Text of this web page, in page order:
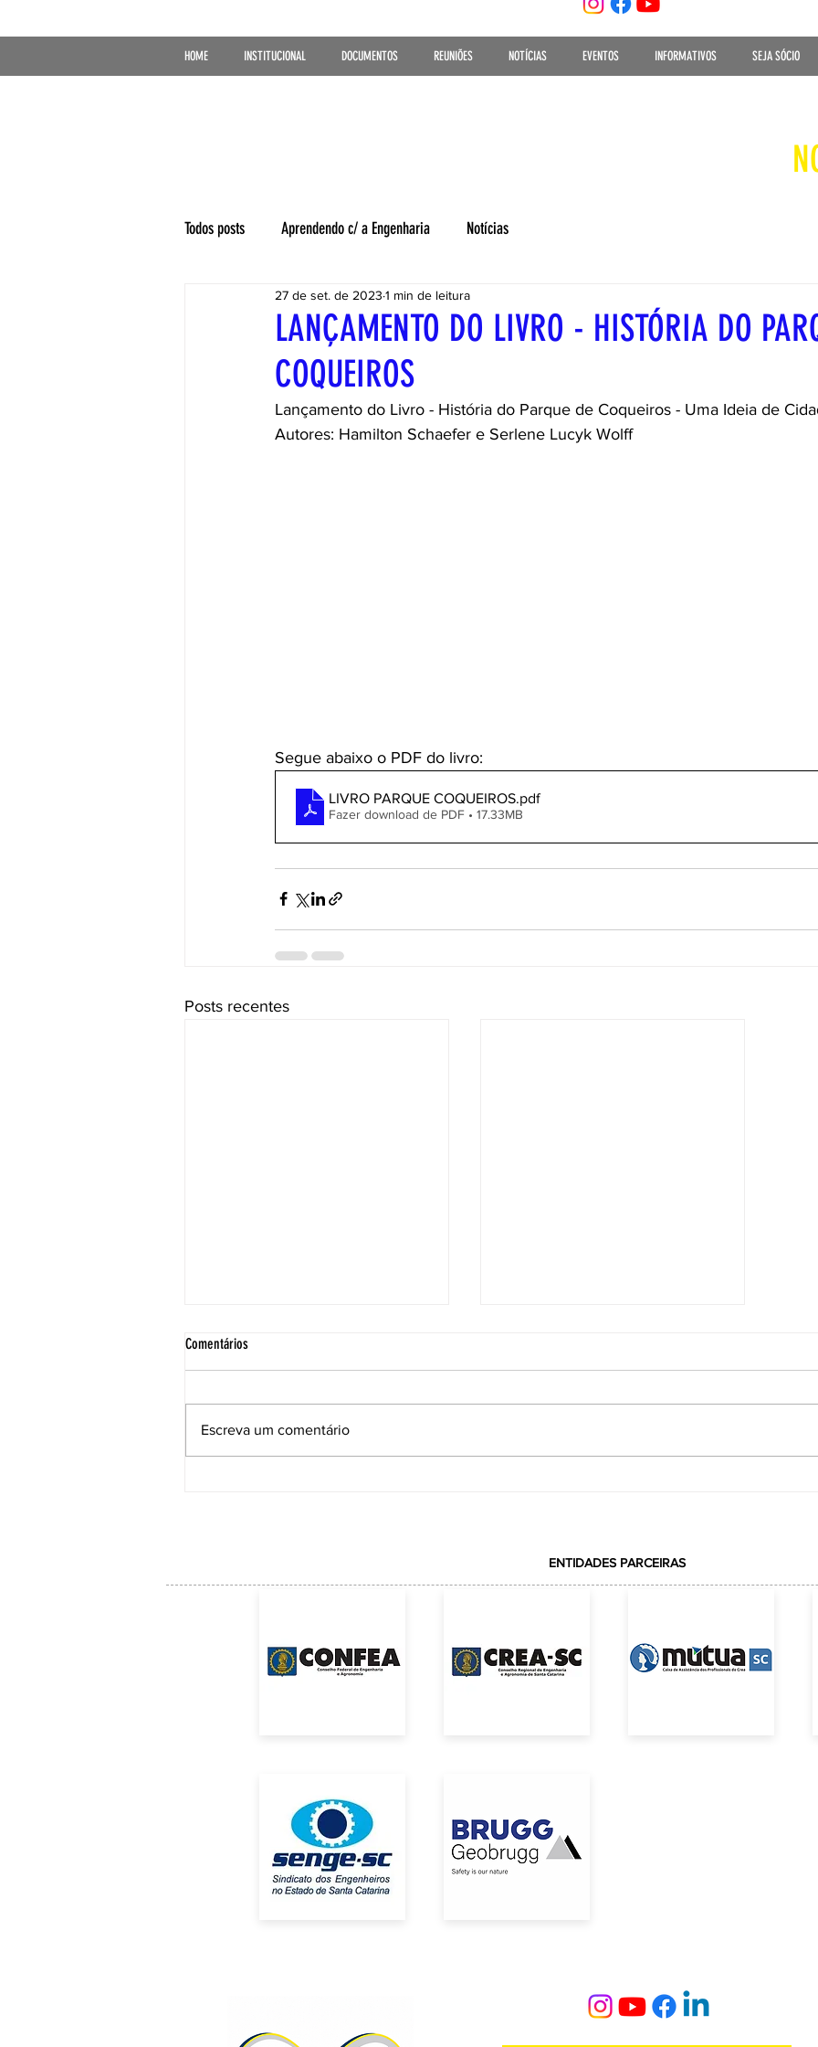
HOME INSTITUCIONAL DOCUMENTOS REUNIÕES NOTÍCIAS EVENTOS INFORMATIVOS SEJA SÓCIO
Todos posts Aprendendo c/ a Engenharia Notícias
LANÇAMENTO DO LIVRO - HISTÓRIA DO
COQUEIROS
27 de set. de 2023 1 min de leitura
Lançamento do Livro - História do Parque de Coqueiros - Uma Ideia de
Autores: Hamilton Schaefer e Serlene Lucyk Wolff
Segue abaixo o PDF do livro:
LIVRO PARQUE COQUEIROS.pdf
Fazer download de PDF • 17.33MB
Posts recentes
Comentários
Escreva um comentário
ENTIDADES PARCEIRAS